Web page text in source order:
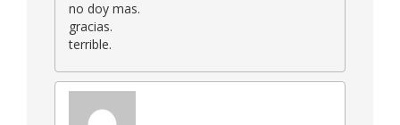
no doy mas.
gracias.
terrible.